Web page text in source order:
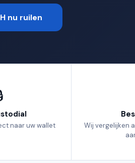
nu ruilen
naar uw wallet
Wij vergelijken